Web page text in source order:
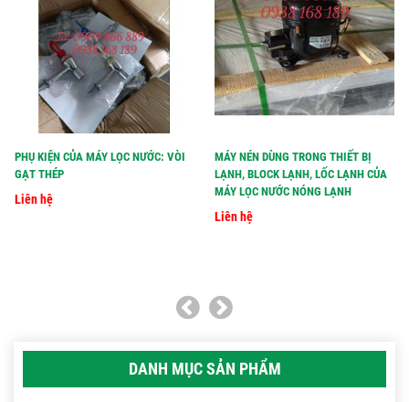
PHỤ KIỆN CỦA MÁY LỌC NƯỚC: VÒI
GẠT THÉP
Liên hệ
MÁY NÉN DÙNG TRONG THIẾT BỊ
LẠNH, BLOCK LẠNH, LỐC LẠNH CỦA
MÁY LỌC NƯỚC NÓNG LẠNH
Liên hệ
DANH MỤC SẢN PHẨM